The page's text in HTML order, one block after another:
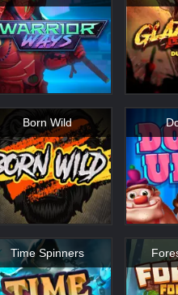
Born Wild
Time Spinners